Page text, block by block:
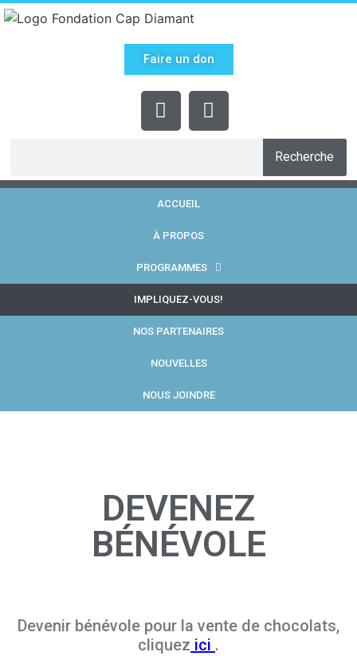
Faire un don
Recherche
ACCUEIL
À PROPOS
PROGRAMMES
IMPLIQUEZ-VOUS!
NOS PARTENAIRES
NOUVELLES
NOUS JOINDRE
DEVENEZ
BÉNÉVOLE
Devenir bénévole pour la vente de chocolats,
cliquez ici .